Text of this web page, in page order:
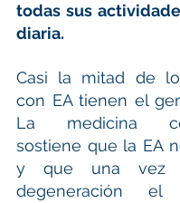
todas sus
diaria.
Casi la mitad de
con EA tienen el
La medicina
sostiene que la EA
y que una vez
degeneración